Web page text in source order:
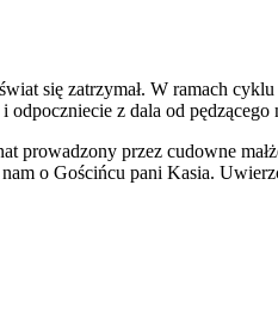
się zatrzymał. W ramach
odpoczniecie z dala od pędzącego
prowadzony przez cudowne
o Gościńcu pani Kasia.